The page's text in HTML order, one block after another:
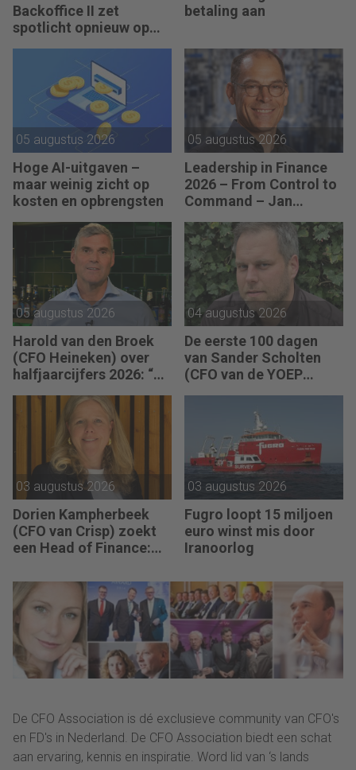
Backoffice II zet
spotlicht opnieuw op
JEX
betaling aan
05 augustus 2026
Hoge AI-uitgaven –
maar weinig zicht op
kosten en opbrengsten
05 augustus 2026
Leadership in Finance
2026 – From Control to
Command – Jan
Hendrik van Gilst (CFO
van The Protein
Brewery): “Je moet
vaak met relatief weinig
data toch knopen
doorhakken.”
05 augustus 2026
Harold van den Broek
(CFO Heineken) over
halfjaarcijfers 2026: “De
vooruitgang is
zichtbaar.”
04 augustus 2026
De eerste 100 dagen
van Sander Scholten
(CFO van de YOEP
als mensen begrijpen
waarom keuzes nodig
zijn.”
03 augustus 2026
Dorien Kampherbeek
(CFO van Crisp) zoekt
een Head of Finance:
performance driven
worden.”
03 augustus 2026
Fugro loopt 15 miljoen
euro winst mis door
Iranoorlog
De CFO Association is dé exclusieve community van CFO's
en FD's in Nederland. De CFO Association biedt een schat
aan ervaring, kennis en inspiratie. Word lid van ‘s lands